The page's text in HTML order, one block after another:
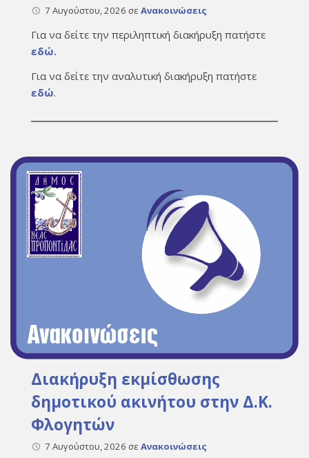
7 Αυγούστου, 2026 σε Ανακοινώσεις
Για να δείτε την περιληπτική διακήρυξη πατήστε
εδώ.
Για να δείτε την αναλυτική διακήρυξη πατήστε
εδώ.
Διακήρυξη εκμίσθωσης
δημοτικού ακινήτου στην Δ.Κ.
Φλογητών
7 Αυγούστου, 2026 σε Ανακοινώσεις